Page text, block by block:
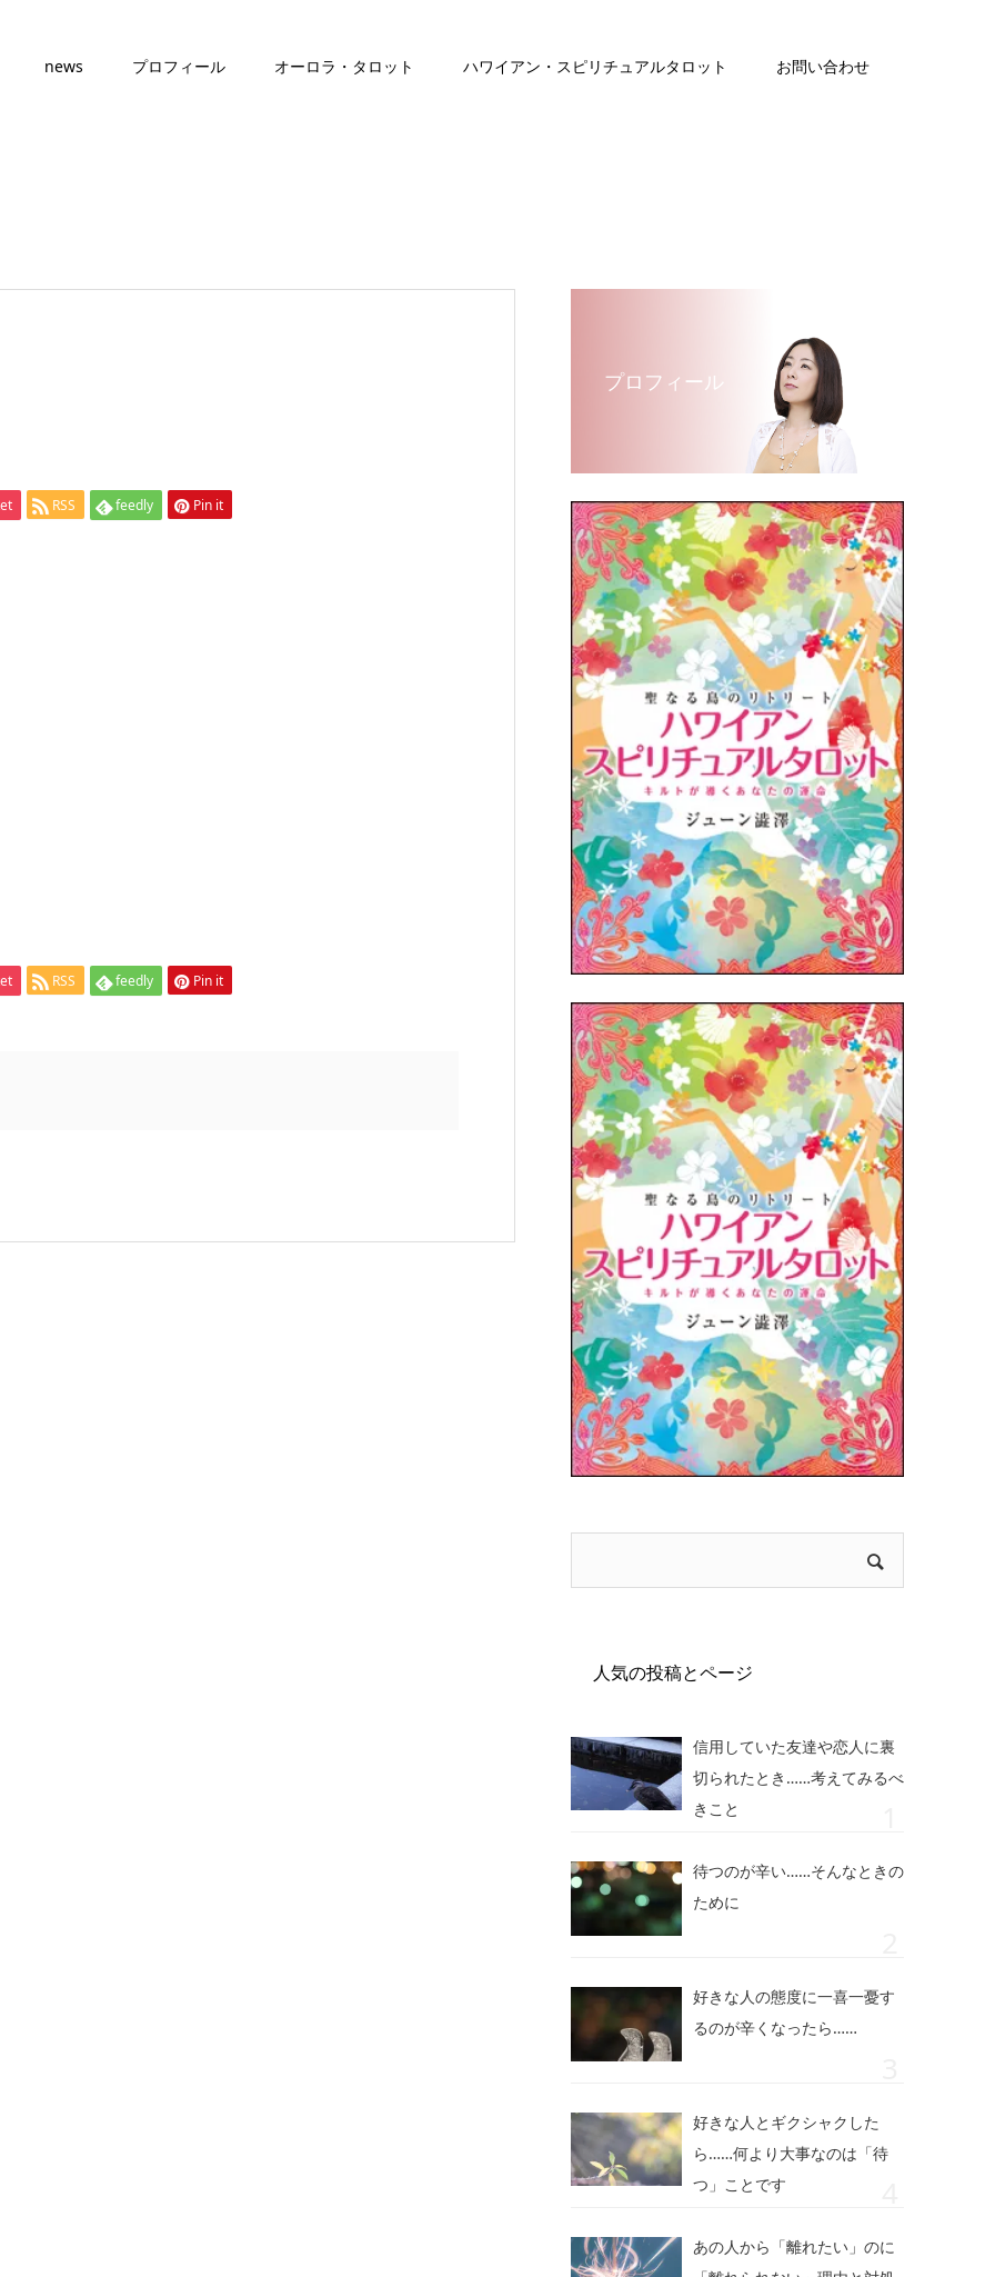
news プロフィール オーロラ・タロット ハワイアン・スピリチュアルタロット お問い合わせ
RSS feedly Pin it
RSS feedly Pin it
プロフィール
人気の投稿とページ
信用していた友達や恋人に裏
切られたとき……考えてみるべ
きこと
待つのが辛い……そんなときの
ために
好きな人の態度に一喜一憂す
るのが辛くなったら……
好きな人とギクシャクした
ら……何より大事なのは「待
つ」ことです
あの人から「離れたい」のに